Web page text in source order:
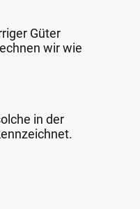
Güter
wir wie
in der